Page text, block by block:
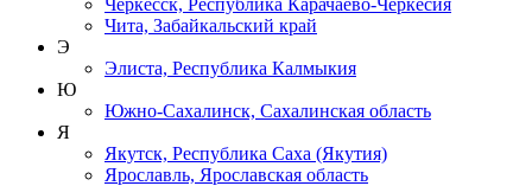
Чита, Забайкальский край
Э
Элиста, Республика Калмыкия
Ю
Южно-Сахалинск, Сахалинская область
Я
Якутск, Республика Саха (Якутия)
Ярославль, Ярославская область